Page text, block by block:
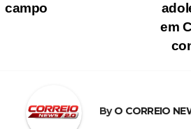
em
campo
ByO CORREIO